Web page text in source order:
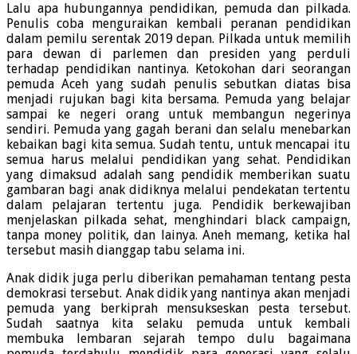
Lalu apa hubungannya pendidikan, pemuda dan pilkada.
Penulis coba menguraikan kembali peranan pendidikan
dalam pemilu serentak 2019 depan. Pilkada untuk memilih
para dewan di parlemen dan presiden yang perduli
terhadap pendidikan nantinya. Ketokohan dari seorangan
pemuda Aceh yang sudah penulis sebutkan diatas bisa
menjadi rujukan bagi kita bersama. Pemuda yang belajar
sampai ke negeri orang untuk membangun negerinya
sendiri. Pemuda yang gagah berani dan selalu menebarkan
kebaikan bagi kita semua. Sudah tentu, untuk mencapai itu
semua harus melalui pendidikan yang sehat. Pendidikan
yang dimaksud adalah sang pendidik memberikan suatu
gambaran bagi anak didiknya melalui pendekatan tertentu
dalam pelajaran tertentu juga. Pendidik berkewajiban
menjelaskan pilkada sehat, menghindari black campaign,
tanpa money politik, dan lainya. Aneh memang, ketika hal
tersebut masih dianggap tabu selama ini.
Anak didik juga perlu diberikan pemahaman tentang pesta
demokrasi tersebut. Anak didik yang nantinya akan menjadi
pemuda yang berkiprah mensukseskan pesta tersebut.
Sudah saatnya kita selaku pemuda untuk kembali
membuka lembaran sejarah tempo dulu bagaimana